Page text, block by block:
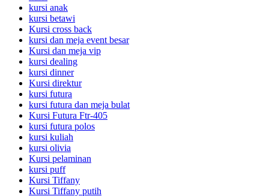
kursi anak
kursi betawi
Kursi cross back
kursi dan meja event besar
Kursi dan meja vip
kursi dealing
kursi dinner
Kursi direktur
kursi futura
kursi futura dan meja bulat
Kursi Futura Ftr-405
kursi futura polos
kursi kuliah
kursi olivia
Kursi pelaminan
kursi puff
Kursi Tiffany
Kursi Tiffany putih